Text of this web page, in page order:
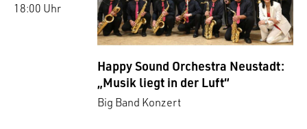
18:00 Uhr
Happy Sound Orchestra Neustadt:
„Musik liegt in der Luft“
Big Band Konzert